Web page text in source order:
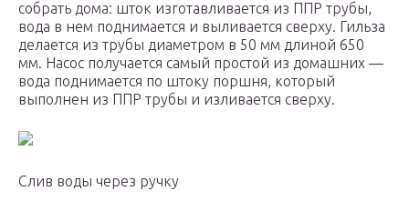
собрать дома: шток изготавливается из ППР трубы,
вода в нем поднимается и выливается сверху. Гильза
делается из трубы диаметром в 50 мм длиной 650
мм. Насос получается самый простой из домашних —
вода поднимается по штоку поршня, который
выполнен из ППР трубы и изливается сверху.
Слив воды через ручку